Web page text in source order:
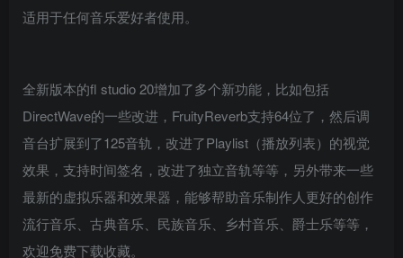
适用于任何音乐爱好者使用。
全新版本的fl studio 20增加了多个新功能，比如包括
DirectWave的一些改进，FruityReverb支持64位了，然后调
音台扩展到了125音轨，改进了Playlist（播放列表）的视觉
效果，支持时间签名，改进了独立音轨等等，另外带来一些
最新的虚拟乐器和效果器，能够帮助音乐制作人更好的创作
流行音乐、古典音乐、民族音乐、乡村音乐、爵士乐等等，
欢迎免费下载收藏。